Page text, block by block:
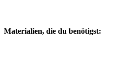
Materialien, die du benötigst: